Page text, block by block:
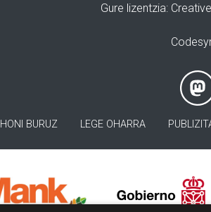
Gure lizentzia:
HONI BURUZ LEGE OHARRA